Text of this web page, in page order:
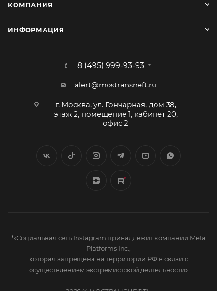
КОМПАНИЯ
ИНФОРМАЦИЯ
8 (495) 999-93-93
alert@mostransneft.ru
г. Москва, ул. Гончарная, дом 38,
этаж 2, помещение 1, кабинет 20,
офис 2
*«Социальная сеть Instagram принадлежит компании Meta
Platforms Inc.,
которая запрещена на территории РФ в связи с
осуществлением экстремистской деятельности»